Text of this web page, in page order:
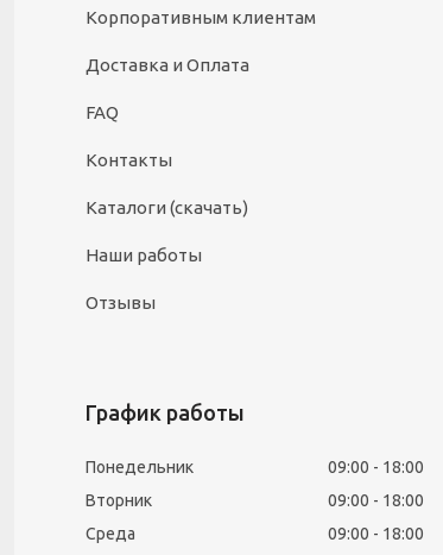
Корпоративным клиентам
Доставка и Оплата
FAQ
Контакты
Каталоги (скачать)
Наши работы
Отзывы
График работы
Понедельник 09:00
18:00
Вторник
09:00
18:00
Среда
09:00
18:00